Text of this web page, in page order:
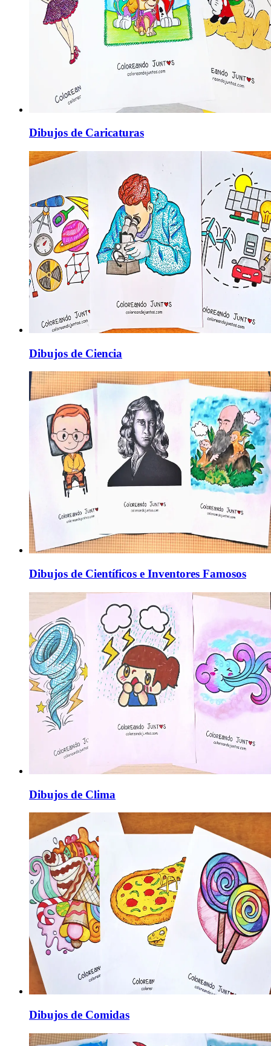
Dibujos de Caricaturas
Dibujos de Ciencia
Dibujos de Científicos e Inventores Famosos
Dibujos de Clima
Dibujos de Comidas